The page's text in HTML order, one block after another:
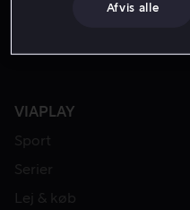
VIAPLAY
Sport
Serier
Lej & køb
Afvis alle